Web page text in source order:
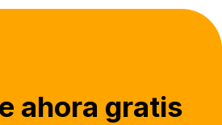
ahora gratis